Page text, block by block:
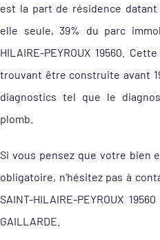
est la part de résidence
elle seule, 39% du parc
HILAIRE-PEYROUX 19560.
trouvant être construite avant
diagnostics tel que le
plomb.
Si vous pensez que votre bien
obligatoire, n'hésitez pas à
SAINT-HILAIRE-PEYROUX
GAILLARDE.